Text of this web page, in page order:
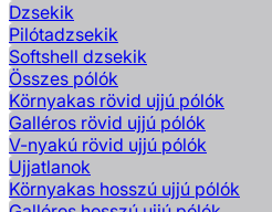
Dzsekik
Pilótadzsekik
Softshell dzsekik
Összes pólók
Környakas rövid ujjú pólók
Galléros rövid ujjú pólók
V-nyakú rövid ujjú pólók
Ujjatlanok
Környakas hosszú ujjú pólók